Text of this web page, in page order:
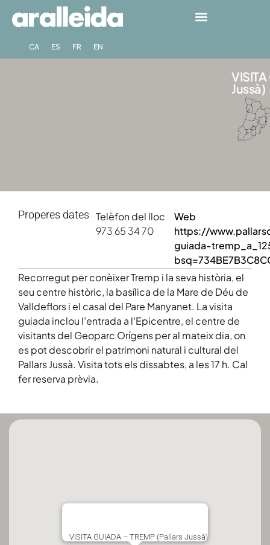
CA ES FR EN
Jussà)
Properes dates Telèfon del lloc
973 65 34 70
Web
https://
guiada-
Recorregut per conèixer Tremp i la seva història, el
seu centre històric, la basílica de la Mare de Déu de
Valldeflors i el casal del Pare Manyanet. La visita
guiada inclou l’entrada a l’Epicentre, el centre de
visitants del Geoparc Orígens per al mateix dia, on
es pot descobrir el patrimoni natural i cultural del
Pallars Jussà. Visita tots els dissabtes, a les 17 h. Cal
fer reserva prèvia.
VISITA GUIADA – TREMP (Pallars Jussà)